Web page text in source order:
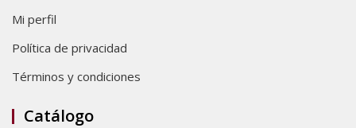
Mi perfil
Política de privacidad
Términos y condiciones
Catálogo